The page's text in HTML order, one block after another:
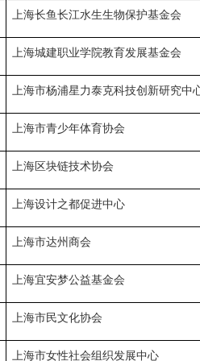
上海长鱼长江水生生物保护基金会
上海城建职业学院教育发展基金会
上海市杨浦星力泰克科技创新研究中
上海市青少年体育协会
上海区块链技术协会
上海设计之都促进中心
上海市达州商会
上海宜安梦公益基金会
上海市民文化协会
上海市女性社会组织发展中心